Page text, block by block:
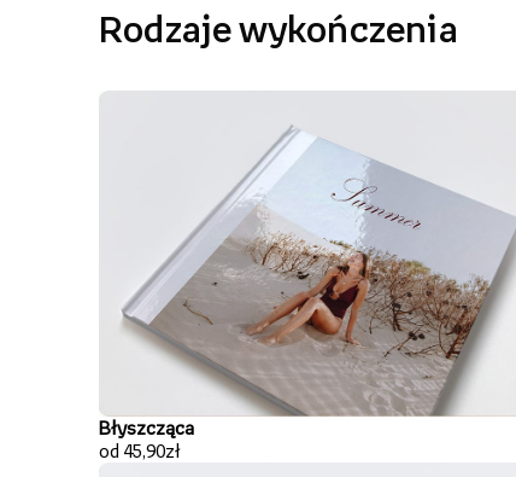
Rodzaje wykończenia
Błyszcząca
od 45,90zł